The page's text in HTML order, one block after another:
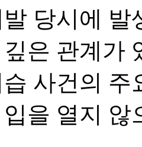
당시에 발
은 관계가
사건의 주
을 열지 않